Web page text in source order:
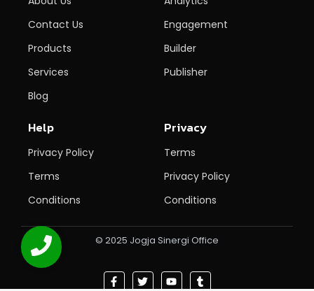
Contact Us
Products
Services
Blog
Engagement
Builder
Publisher
Help
Privacy Policy
Terms
Conditions
Privacy
Terms
Privacy Policy
Conditions
© 2025 Jogja Sinergi Office